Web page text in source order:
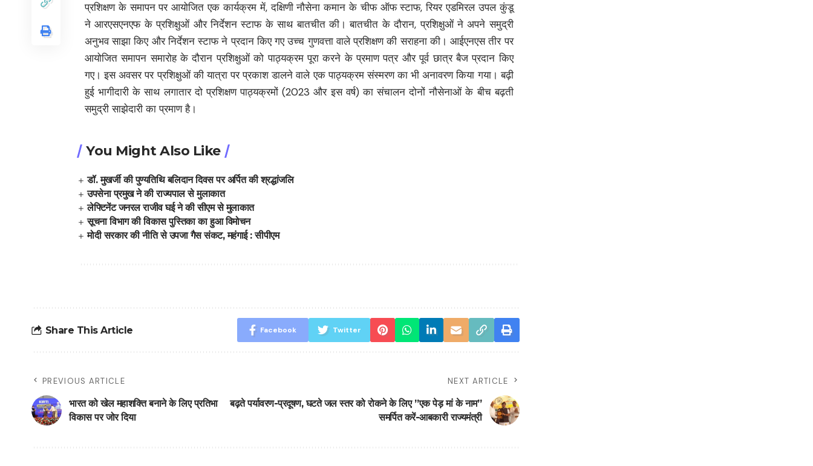
प्रशिक्षण के समापन पर आयोजित एक कार्यक्रम में, दक्षिणी नौसेना कमान के चीफ ऑफ स्टाफ, रियर एडमिरल उपल कुंडू
ने आरएसएनएफ के प्रशिक्षुओं और निर्देशन स्टाफ के साथ बातचीत की। बातचीत के दौरान, प्रशिक्षुओं ने अपने समुद्री
अनुभव साझा किए और निर्देशन स्टाफ ने प्रदान किए गए उच्च गुणवत्ता वाले प्रशिक्षण की सराहना की। आईएनएस तीर पर
आयोजित समापन समारोह के दौरान प्रशिक्षुओं को पाठ्यक्रम पूरा करने के प्रमाण पत्र और पूर्व छात्र बैज प्रदान किए
गए। इस अवसर पर प्रशिक्षुओं की यात्रा पर प्रकाश डालने वाले एक पाठ्यक्रम संस्मरण का भी अनावरण किया गया। बढ़ी
हुई भागीदारी के साथ लगातार दो प्रशिक्षण पाठ्यक्रमों (2023 और इस वर्ष) का संचालन दोनों नौसेनाओं के बीच बढ़ती
समुद्री साझेदारी का प्रमाण है।
You Might Also Like
डॉ. मुखर्जी की पुण्यतिथि बलिदान दिवस पर अर्पित की श्रद्धांजलि
उपसेना प्रमुख ने की राज्यपाल से मुलाकात
लेफ्टिनेंट जनरल राजीव घई ने की सीएम से मुलाकात
सूचना विभाग की विकास पुस्तिका का हुआ विमोचन
मोदी सरकार की नीति से उपजा गैस संकट, महंगाई : सीपीएम
Share This Article Facebook Twitter
PREVIOUS ARTICLE
भारत को खेल महाशक्ति बनाने के लिए प्रतिभा
विकास पर जोर दिया
NEXT ARTICLE
बढ़ते पर्यावरण-प्रदूषण, घटते जल स्तर को रोकने के लिए ’’एक पेड़ मां के नाम’’
समर्पित करें-आबकारी राज्यमंत्री